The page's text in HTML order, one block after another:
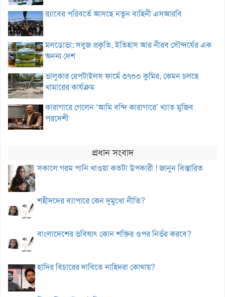
র‌্যাবের পরিবর্তে আসছে নতুন বাহিনী এসআরবি
মলডোভা: সবুজ প্রকৃতি, ইতিহাস আর নীরব সৌন্দর্যের এক
অনন্য দেশ
ভালুকার রেপটাইলস ফার্মে ৩৭০০ কুমির, কেমন চলছে
খামারের কার্যক্রম
কারাগারে গেলেন ‘আমি বন্দি কারাগারে’ খ্যাত মুজিব
পরদেশী
প্রধান সংবাদ
সকালে গরম পানি খাওয়া কতটা উপকারী ! জানুন বিস্তারিত
শহীদদের ব্যাপারে কেন দুমুখো নীতি?
বাংলাদেশের ভবিষ্যৎ কোন শক্তির ওপর নির্ভর করবে?
হাদির বিচারের দাবিতে নাহিদরা কোথায়?